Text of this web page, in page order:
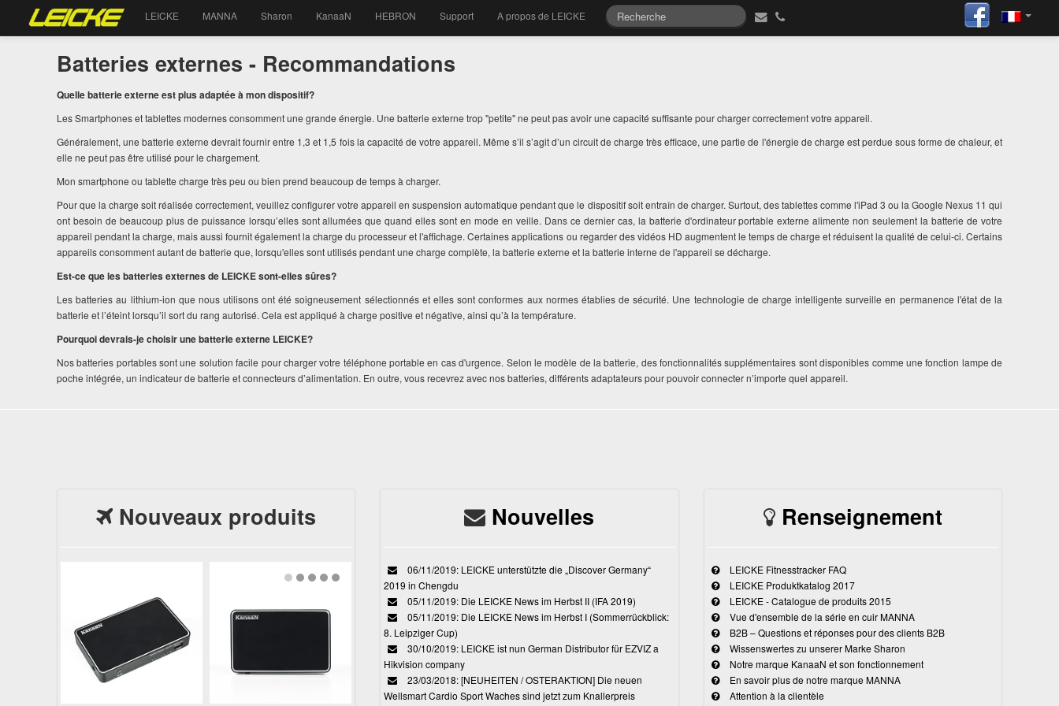
LEICKE MANNA Sharon KanaaN HEBRON Support A propos de LEICKE
Batteries externes - Recommandations
Quelle batterie externe est plus adaptée à mon dispositif?
Les Smartphones et tablettes modernes consomment une grande énergie. Une batterie externe trop "petite" ne peut pas avoir une capacité suffisante pour charger correctement votre appareil.
Généralement, une batterie externe devrait fournir entre 1,3 et 1,5 fois la capacité de votre appareil. Même s’il s’agit d’un circuit de charge très efficace, une partie de l'énergie de charge est perdue sous forme de chaleur, et
elle ne peut pas être utilisé pour le chargement.
Mon smartphone ou tablette charge très peu ou bien prend beaucoup de temps à charger.
Pour que la charge soit réalisée correctement, veuillez configurer votre appareil en suspension automatique pendant que le dispositif soit entraîn de charger. Surtout, des tablettes comme l'iPad 3 ou la Google Nexus 11 qui
ont besoin de beaucoup plus de puissance lorsqu’elles sont allumées que quand elles sont en mode en veille. Dans ce dernier cas, la batterie d'ordinateur portable externe alimente non seulement la batterie de votre
appareil pendant la charge, mais aussi fournit également la charge du processeur et l'affichage. Certaines applications ou regarder des vidéos HD augmentent le temps de charge et réduisent la qualité de celui-ci. Certains
appareils consomment autant de batterie que, lorsqu'elles sont utilisés pendant une charge complète, la batterie externe et la batterie interne de l'appareil se décharge.
Est-ce que les batteries externes de LEICKE sont-elles sûres?
Les batteries au lithium-ion que nous utilisons ont été soigneusement sélectionnés et elles sont conformes aux normes établies de sécurité. Une technologie de charge intelligente surveille en permanence l'état de la
batterie et l’éteint lorsqu’il sort du rang autorisé. Cela est appliqué à charge positive et négative, ainsi qu’à la température.
Pourquoi devrais-je choisir une batterie externe LEICKE?
Nos batteries portables sont une solution facile pour charger votre téléphone portable en cas d'urgence. Selon le modèle de la batterie, des fonctionnalités supplémentaires sont disponibles comme une fonction lampe de
poche intégrée, un indicateur de batterie et connecteurs d’alimentation. En outre, vous recevrez avec nos batteries, différents adaptateurs pour pouvoir connecter n’importe quel appareil.
Nouveaux produits Nouvelles
06/11/2019: LEICKE unterstützte die „Discover Germany“
2019 in Chengdu
05/11/2019: Die LEICKE News im Herbst II (IFA 2019)
05/11/2019: Die LEICKE News im Herbst I (Sommerrückblick:
8. Leipziger Cup)
30/10/2019: LEICKE ist nun German Distributor für EZVIZ a
Hikvision company
23/03/2018: [NEUHEITEN / OSTERAKTION] Die neuen
Wellsmart Cardio Sport Waches sind jetzt zum Knallerpreis
Renseignement
LEICKE Fitnesstracker FAQ
LEICKE Produktkatalog 2017
LEICKE - Catalogue de produits 2015
Vue d'ensemble de la série en cuir MANNA
B2B – Questions et réponses pour des clients B2B
Wissenswertes zu unserer Marke Sharon
Notre marque KanaaN et son fonctionnement
En savoir plus de notre marque MANNA
Attention à la clientèle